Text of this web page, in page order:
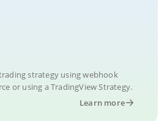
strategy using webhook
or using a TradingView Strategy.
Learn more